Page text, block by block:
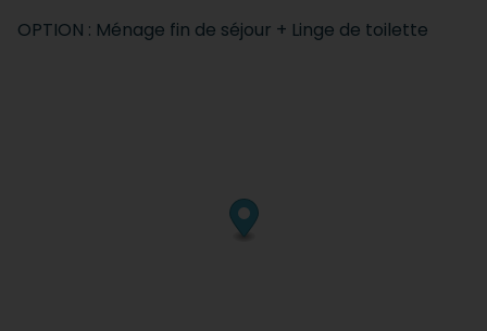
OPTION : Ménage fin de séjour + Linge de toilette